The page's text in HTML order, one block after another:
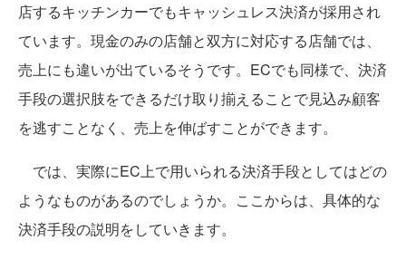
店するキッチンカーでもキャッシュレス決済が採用され
ています。現金のみの店舗と双方に対応する店舗では、
売上にも違いが出ているそうです。ECでも同様で、決済
手段の選択肢をできるだけ取り揃えることで見込み顧客
を逃すことなく、売上を伸ばすことができます。
では、実際にEC上で用いられる決済手段としてはどの
ようなものがあるのでしょうか。ここからは、具体的な
決済手段の説明をしていきます。